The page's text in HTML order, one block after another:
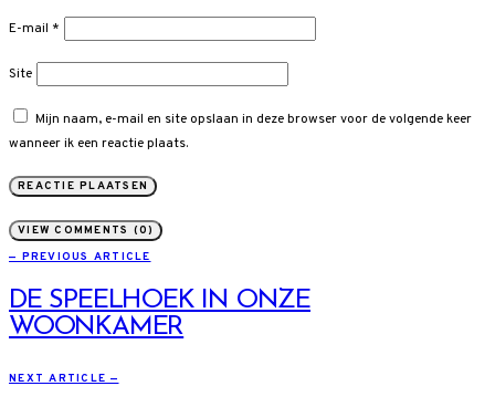
E-mail *
Site
Mijn naam, e-mail en site opslaan in deze browser voor de volgende keer
wanneer ik een reactie plaats.
VIEW COMMENTS (0)
— PREVIOUS ARTICLE
DE SPEELHOEK IN ONZE
WOONKAMER
NEXT ARTICLE —